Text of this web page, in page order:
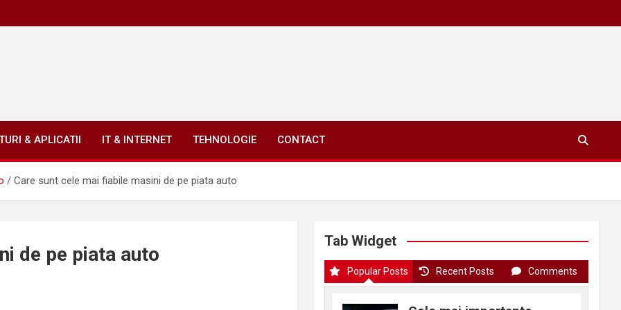
& APLICATII IT & INTERNET TEHNOLOGIE CONTACT
Care sunt cele mai fiabile masini de pe piata auto
de pe piata auto
Tab Widget
Popular Posts Recent Posts Comments